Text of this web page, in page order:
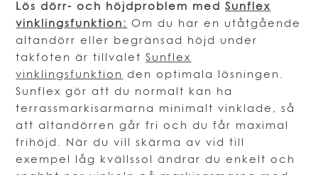
Lös dörr- och höjdproblem medSunflex
vinklingsfunktion: Om du har en utåtgående
altandörr eller begränsad höjd under
takfoten är tillvaletSunflex
vinklingsfunktion den optimala lösningen.
Sunflex gör att du normalt kan ha
terrassmarkisarmarna minimalt vinklade, så
att altandörren går fri och du får maximal
frihöjd. När du vill skärma av vid till
exempel låg kvällssol ändrar du enkelt och